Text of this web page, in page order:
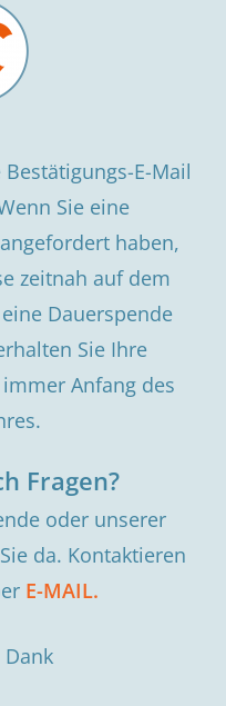
E-Mail
Sie eine
haben,
zeitnah auf dem
Dauerspende
Sie Ihre
Anfang des
Fragen?
oder unserer
da. Kontaktieren
E-MAIL.